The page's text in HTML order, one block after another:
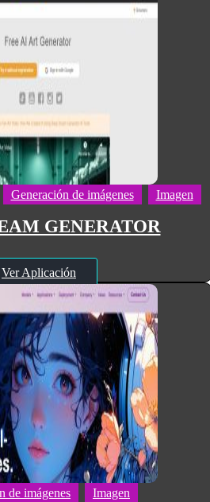
Generación de imágenes Imagen
GENERATOR
Ver Aplicación
de imágenes Imagen